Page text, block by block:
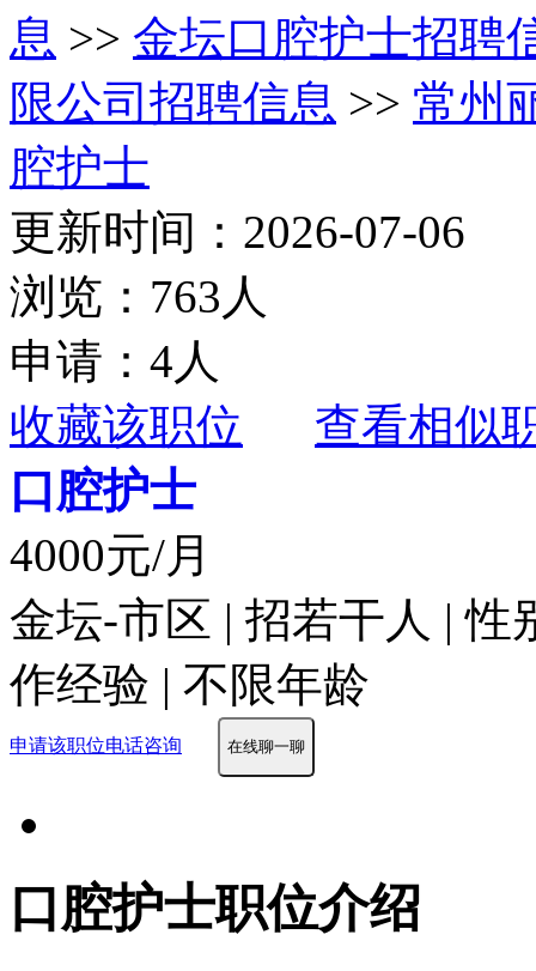
息 >> 金坛口腔护士招聘
限公司招聘信息 >> 常州
腔护士
更新时间：2026-07-06
浏览：763人
申请：4人
收藏该职位
查看相似
口腔护士
4000元/月
金坛-市区 | 招若干人 | 性
作经验 | 不限年龄
申请该职位电话咨询 在线聊一聊
口腔护士职位介绍